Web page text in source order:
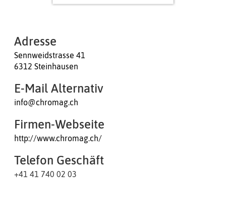
Adresse
Sennweidstrasse 41
6312 Steinhausen
E-Mail Alternativ
info@chromag.ch
Firmen-Webseite
http://www.chromag.ch/
Telefon Geschäft
+41 41 740 02 03